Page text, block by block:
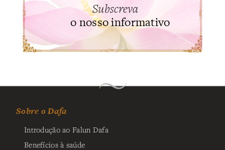
Subscreva
o nosso informativo
Sobre o Dafa
Introdução ao Falun Dafa
Benefícios à saúde